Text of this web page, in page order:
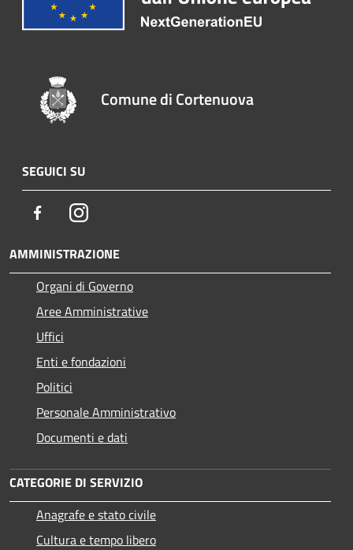
Comune di Cortenuova
SEGUICI SU
FacebookInstagram
AMMINISTRAZIONE
Organi di Governo
Aree Amministrative
Uffici
Enti e fondazioni
Politici
Personale Amministrativo
Documenti e dati
CATEGORIE DI SERVIZIO
Anagrafe e stato civile
Cultura e tempo libero